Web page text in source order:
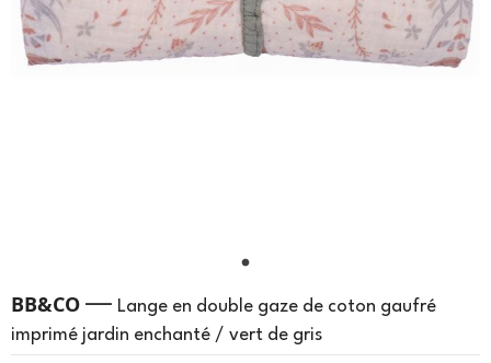
BB&CO — Lange en double gaze de coton gaufré
imprimé jardin enchanté / vert de gris